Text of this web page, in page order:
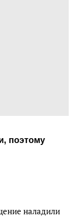
поэтому
наладили